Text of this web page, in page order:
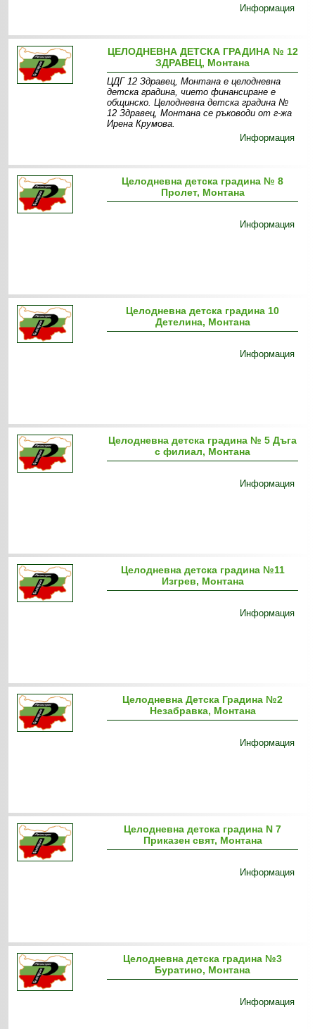
Информация
ЦЕЛОДНЕВНА ДЕТСКА ГРАДИНА № 12
ЗДРАВЕЦ, Монтана
ЦДГ 12 Здравец, Монтана е целодневна
детска градина, чието финансиране е
общинско. Целодневна детска градина №
12 Здравец, Монтана се ръководи от г-жа
Ирена Крумова.
Информация
Целодневна детска градина № 8
Пролет, Монтана
Информация
Целодневна детска градина 10
Детелина, Монтана
Информация
Целодневна детска градина № 5 Дъга
с филиал, Монтана
Информация
Целодневна детска градина №11
Изгрев, Монтана
Информация
Целодневна Детска Градина №2
Незабравка, Монтана
Информация
Целодневна детска градина N 7
Приказен свят, Монтана
Информация
Цeлодневна детска градина №3
Буратино, Монтана
Информация